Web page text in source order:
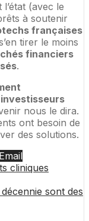
l’état (avec le
à soutenir
françaises
tirer le moins
financiers
.
nous le dira.
ont besoin de
des solutions.
Email
cliniques
sont des